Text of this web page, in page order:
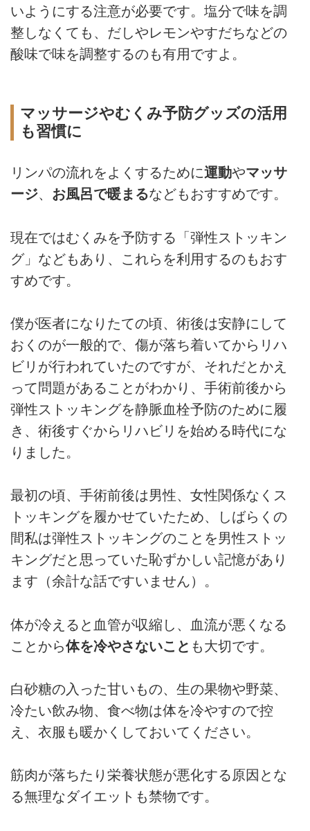
いようにする注意が必要です。塩分で味を調
整しなくても、だしやレモンやすだちなどの
酸味で味を調整するのも有用ですよ。
マッサージやむくみ予防グッズの活用
も習慣に
リンパの流れをよくするために運動やマッサ
ージ、 お風呂で暖まるなどもおすすめです。
現在ではむくみを予防する「弾性ストッキン
グ」などもあり、これらを利用するのもおす
すめです。
僕が医者になりたての頃、術後は安静にして
おくのが一般的で、傷が落ち着いてからリハ
ビリが行われていたのですが、それだとかえ
って問題があることがわかり、手術前後から
弾性ストッキングを静脈血栓予防のために履
き、術後すぐからリハビリを始める時代にな
りました。
最初の頃、手術前後は男性、女性関係なくス
トッキングを履かせていたため、しばらくの
間私は弾性ストッキングのことを男性ストッ
キングだと思っていた恥ずかしい記憶があり
ます（余計な話ですいません）。
体が冷えると血管が収縮し、血流が悪くなる
ことから体を冷やさないこと も大切です。
白砂糖の入った甘いもの、生の果物や野菜、
冷たい飲み物、食べ物は体を冷やすので控
え、衣服も暖かくしておいてください。
筋肉が落ちたり栄養状態が悪化する原因とな
る無理なダイエットも禁物です。